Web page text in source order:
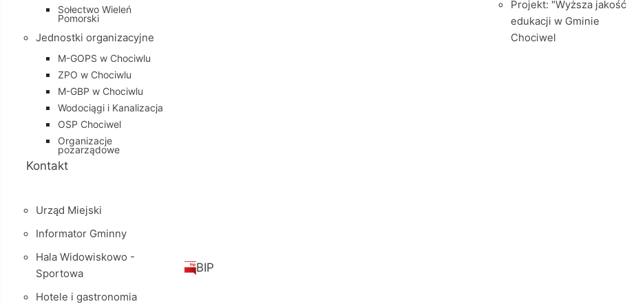
Sołectwo Wieleń
Pomorski
Jednostki organizacyjne
M-GOPS w Chociwlu
ZPO w Chociwlu
M-GBP w Chociwlu
Wodociągi i Kanalizacja
OSP Chociwel
Organizacje
pozarządowe
Projekt: "Wyższa jakość
edukacji w Gminie
Chociwel
Kontakt
Urząd Miejski
Informator Gminny
Hala Widowiskowo -
Sportowa
Hotele i gastronomia
BIP